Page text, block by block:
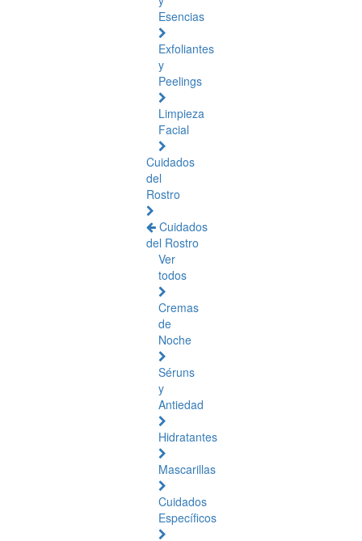
Esencias
Exfoliantes
y
Peelings
Limpieza
Facial
Cuidados
del
Rostro
Cuidados
del Rostro
Ver
todos
Cremas
de
Noche
Séruns
y
Antiedad
Hidratantes
Mascarillas
Cuidados
Específicos